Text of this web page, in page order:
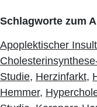
Schlagworte zum
Apoplektischer
Studie, Herzinfarkt,
Hemmer,